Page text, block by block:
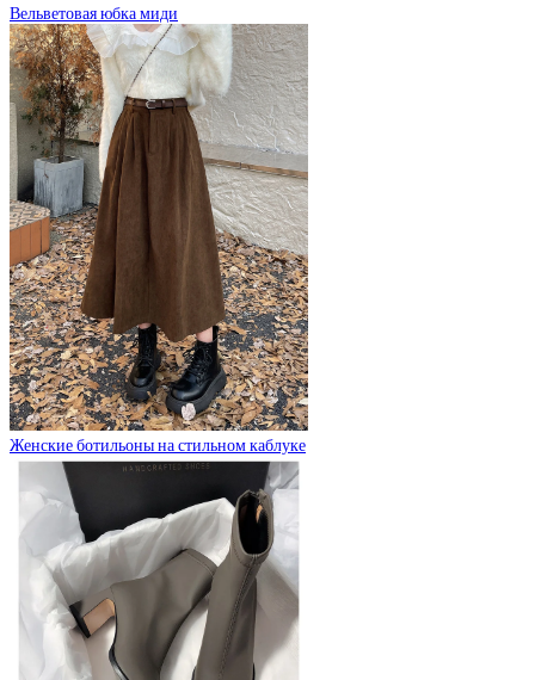
Вельветовая юбка миди
Женские ботильоны на стильном каблуке